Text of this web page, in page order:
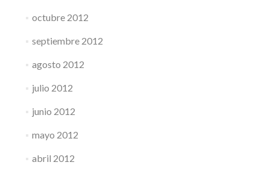
octubre 2012
septiembre 2012
agosto 2012
julio 2012
junio 2012
mayo 2012
abril 2012